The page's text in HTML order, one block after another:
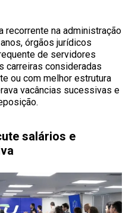
recorrente na administração
órgãos jurídicos
de servidores
carreiras consideradas
ou com melhor estrutura
vacâncias sucessivas e
salários e